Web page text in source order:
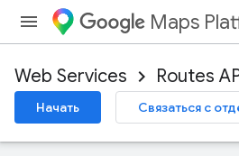
Maps
Web Services Routes
Начать Связаться с